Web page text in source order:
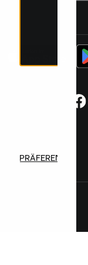
PRÄFERENZEN